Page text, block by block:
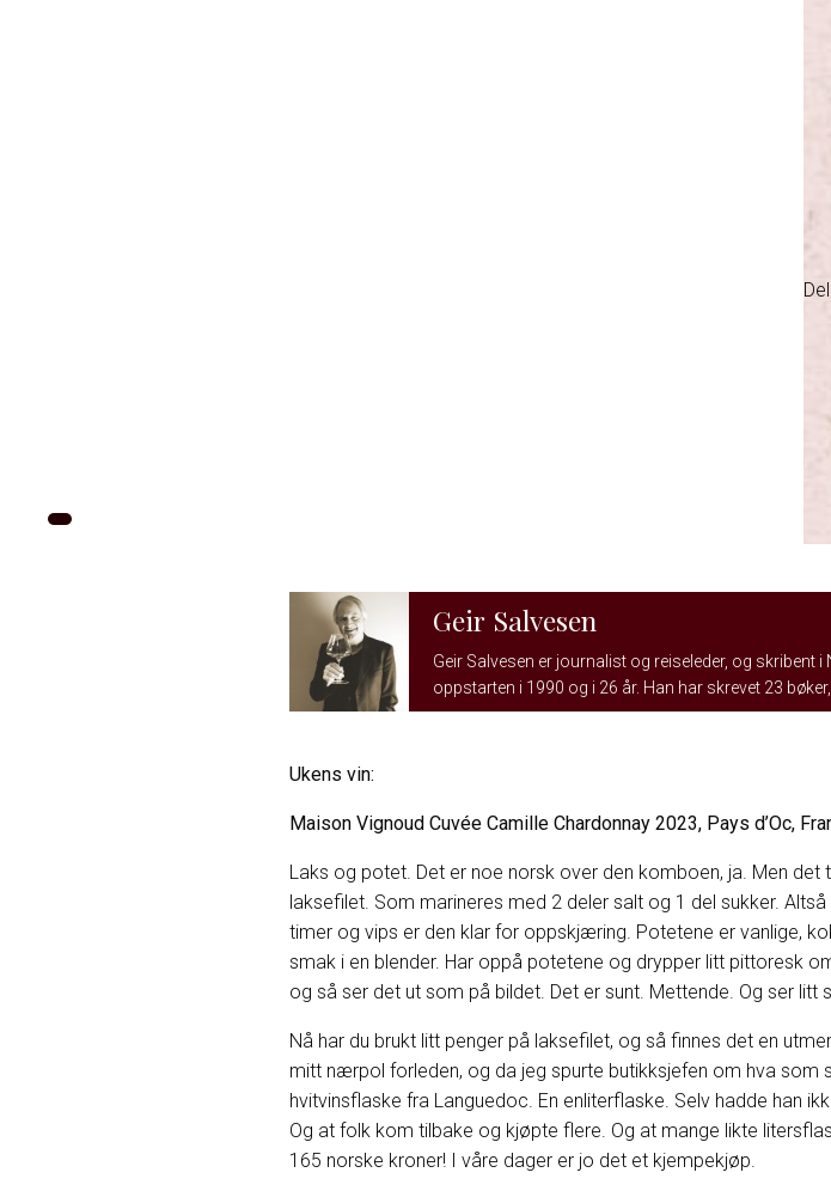
Geir Salvesen
Geir Salvesen er journalist og reiseleder, og skribent
oppstarten i 1990 og i 26 år. Han har skrevet 23
Ukens vin:
Maison Vignoud Cuvée Camille Chardonnay 2023, Pays d’Oc,
Laks og potet. Det er noe norsk over den komboen, ja. Men
laksefilet. Som marineres med 2 deler salt og 1 del sukker.
timer og vips er den klar for oppskjæring. Potetene er vanlige,
smak i en blender. Har oppå potetene og drypper litt pittoresk
og så ser det ut som på bildet. Det er sunt. Mettende. Og ser litt
Nå har du brukt litt penger på laksefilet, og så finnes det en
mitt nærpol forleden, og da jeg spurte butikksjefen om hva som
hvitvinsflaske fra Languedoc. En enliterflaske. Selv hadde han
Og at folk kom tilbake og kjøpte flere. Og at mange likte
165 norske kroner! I våre dager er jo det et kjempekjøp.